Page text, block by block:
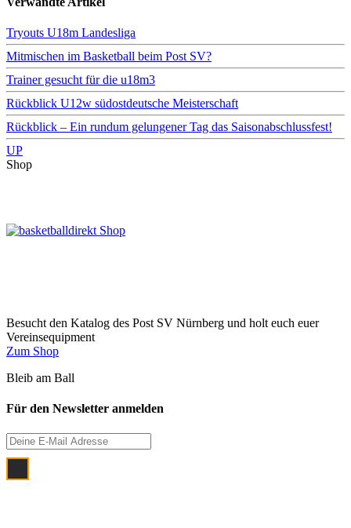
Tryouts U18m Landesliga
Mitmischen im Basketball beim Post SV?
Trainer gesucht für die u18m3
Rückblick U12w südostdeutsche Meisterschaft
Rückblick – Ein rundum gelungener Tag das Saisonabschlussfest!
UP
Shop
Besucht den Katalog des Post SV Nürnberg und holt euch euer
Vereinsequipment
Zum Shop
Bleib am Ball
Für den Newsletter anmelden